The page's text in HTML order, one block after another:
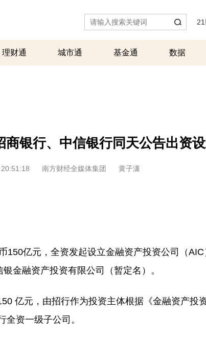
理财通 城市通 基金通 数据
商银行、中信银行同天公告出资
南方财经全媒体集团 黄子潇
150亿元，全资发起设立金融资产投资公司（
金融资产投资有限公司（暂定名）。
亿元，由招行作为投资主体根据《金融资产投
资一级子公司。